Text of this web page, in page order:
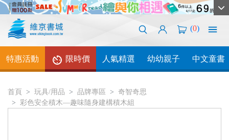
(0)
特惠活動 限時價 人氣精選 幼幼親子 中文童書
首頁 玩具/用品 品牌專區
奇智奇思
彩色安全積木—趣味隨身建構積木組